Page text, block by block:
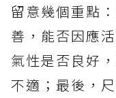
留意幾個重點
善，能否因應
氣性是否良好
不適；最後，